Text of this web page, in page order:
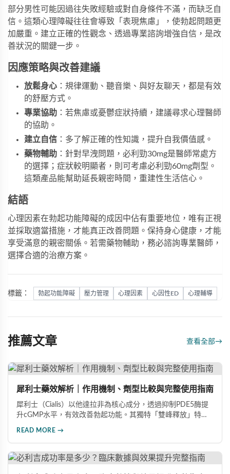
部分男性可能因過往失敗經驗或對自身條件不滿，而缺乏自
信。這類心理障礙往往會導致「表現焦慮」，使勃起問題更
加嚴重。建立正確的性觀念、透過專業諮詢增強自信，是改
善狀況的關鍵一步。
因應策略與改善建議
放鬆身心 ：規律運動、聽音樂、與好友聊天，都是有效
的舒壓方式。
專業協助 ：若焦慮或憂鬱症狀持續，建議尋求心理醫師
的協助。
建立自信 ：多了解正確的性知識，提升自我價值感。
藥物輔助 ：針對早洩問題， 必利勁30mg是醫師常處方
的選擇；症狀較明顯者，則可考慮必利勁60mg劑型。
這類產品能幫助延長親密時間，重建性生活信心。
結語
心理因素在勃起功能障礙的成因中佔有重要地位，唯有正視
並採取適當措施，才能真正改善問題。保持身心健康，才能
享受滿意的親密關係。若需藥物輔助，務必諮詢專業醫師，
選擇合適的治療方案。
標籤： 勃起功能障礙 壓力管理 心理因素 心因性ED 心理輔導
推薦文章 查看全部→
犀利士藥效解析｜作用機制、劑型比較與完整使用指南
犀利士（Cialis）以他達拉非為核心成分，透過抑制PDE5酶提
升cGMP水平，有效改善勃起功能。其獨特「雙峰釋放」特性
據需求選擇最適合的犀利士規格。
READ MORE →